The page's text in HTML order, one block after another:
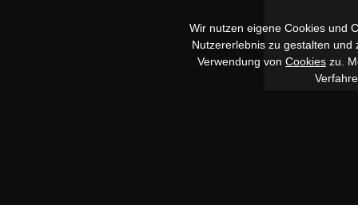
Wir nutzen eigene Cookies und
Nutzererlebnis zu gestalten
Verwendung von Cookies zu.